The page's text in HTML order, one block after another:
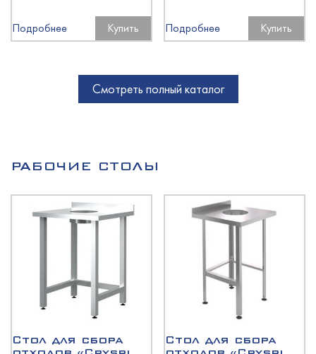
Подробнее Купить Подробнее Купить
Смотреть полный каталог
РАБОЧИЕ СТОЛЫ
Стол для сбора
Стол для сбора